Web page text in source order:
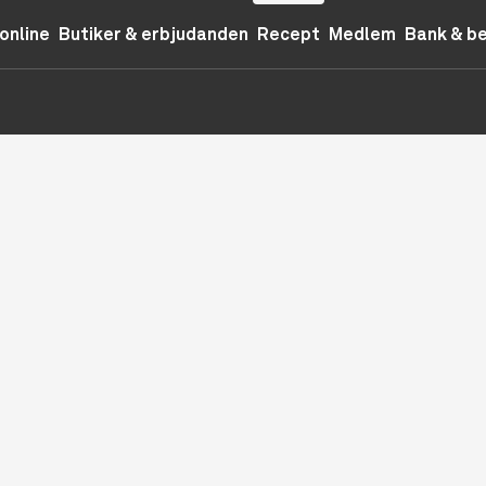
Butiker & erbjudanden Recept Medlem Bank &